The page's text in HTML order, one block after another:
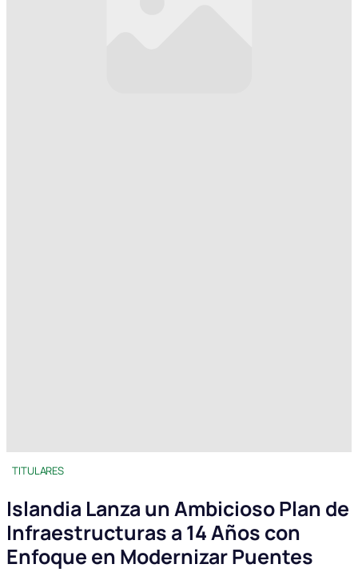
TITULARES
Islandia Lanza un Ambicioso Plan de
Infraestructuras a 14 Años con
Enfoque en Modernizar Puentes